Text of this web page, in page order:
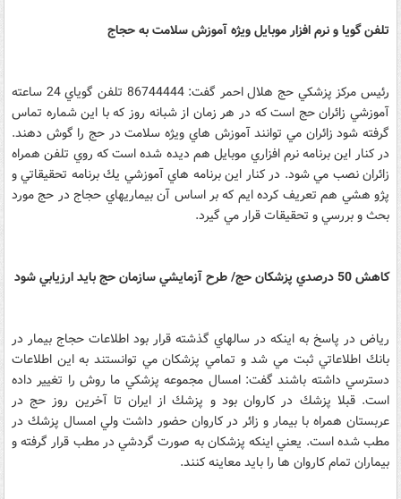
تلفن گويا و نرم افزار موبايل ويژه آموزش سلامت به حجاج
رئيس مركز پزشكي حج هلال احمر گفت: 86744444 تلفن گوياي 24 ساعته
آموزشي زائران حج است كه در هر زمان از شبانه روز كه با اين شماره تماس
گرفته شود زائران مي توانند آموزش هاي ويژه سلامت در حج را گوش دهند.
در كنار اين برنامه نرم افزاري موبايل هم ديده شده است كه روي تلفن همراه
زائران نصب مي شود. در كنار اين برنامه هاي آموزشي يك برنامه تحقيقاتي و
پژو هشي هم تعريف كرده ايم كه بر اساس آن بيماريهاي حجاج در حج مورد
بحث و بررسي و تحقيقات قرار مي گيرد.
كاهش 50 درصدي پزشكان حج/ طرح آزمايشي سازمان حج بايد ارزيابي شود
رياض در پاسخ به اينكه در سالهاي گذشته قرار بود اطلاعات حجاج بيمار در
بانك اطلاعاتي ثبت مي شد و تمامي پزشكان مي توانستند به اين اطلاعات
دسترسي داشته باشند گفت: امسال مجموعه پزشكي ما روش را تغيير داده
است. قبلا پزشك در كاروان بود و پزشك از ايران تا آخرين روز حج در
عربستان همراه با بيمار و زائر در كاروان حضور داشت ولي امسال پزشك در
مطب شده است. يعني اينكه پزشكان به صورت گردشي در مطب قرار گرفته و
بيماران تمام كاروان ها را بايد معاينه كنند.